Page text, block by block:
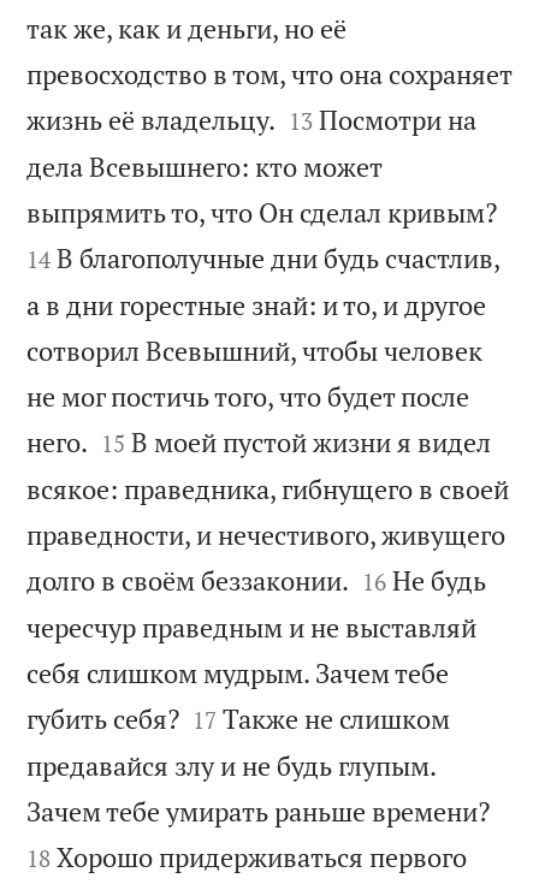
так же, как и деньги, но её
превосходство в том, что она сохраняет
жизнь её владельцу. 

13 Посмотри на
дела Всевышнего: кто может
выпрямить то, что Он сделал кривым?
14 В благополучные дни будь счастлив,
а в дни горестные знай: и то, и другое
сотворил Всевышний, чтобы человек
не мог постичь того, что будет после
него. 

15 В моей пустой жизни я видел
всякое: праведника, гибнущего в своей
праведности, и нечестивого, живущего
долго в своём беззаконии. 

16 Не будь
чересчур праведным и не выставляй
себя слишком мудрым. Зачем тебе
губить себя?
17 Также не слишком
предавайся злу и не будь глупым.
Зачем тебе умирать раньше времени?
18 Хорошо придерживаться первого